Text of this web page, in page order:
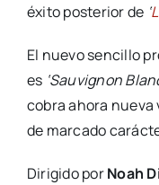
éxito posterior de ‘
El nuevo sencillo
es ‘Sauvignon
cobra ahora nueva
de marcado
Dirigido porNoah